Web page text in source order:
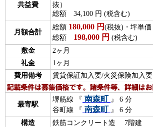
共益費
抜）
総額 34,100 円 (税含む)
月額合計
総額 180,000 円 (税抜)・坪単価
総額 198,000 円 (税含む)
敷金
2ヶ月
礼金
1ヶ月
費用備考
賃貸保証加入要/火災保険加入要
最寄駅
堺筋線 『 南森町 』 6 分
谷町線 『 南森町 』 6 分
構造
鉄筋コンクリート造 7階建